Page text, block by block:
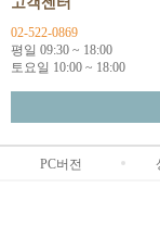
02-522-0869
평일 09:30 ~ 18:00
토요일 10:00 ~ 18:00
PC버전